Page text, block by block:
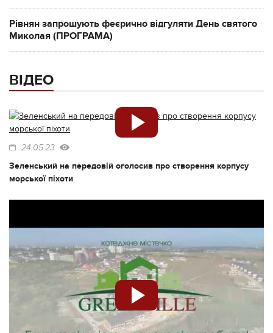
Рівнян запрошують феєрично відгуляти День святого
Миколая (ПРОГРАМА)
ВІДЕО
24.05.23
Зеленський на передовій оголосив про створення корпусу
морської піхоти